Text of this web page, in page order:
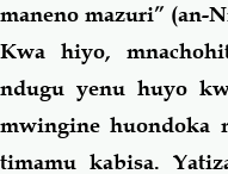
maneno mazuri” (an-
Kwa hiyo,
ndugu yenu huyo
mwingine huondoka
timamu kabisa.